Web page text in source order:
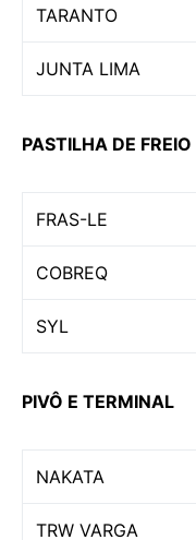
TARANTO
JUNTA LIMA
PASTILHA DE FREIO
FRAS-LE
COBREQ
SYL
PIVÔ E TERMINAL
NAKATA
TRW VARGA